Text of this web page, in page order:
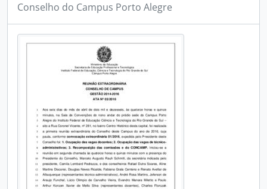
Conselho do Campus Porto Alegre